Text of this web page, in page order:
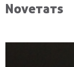
Novetats